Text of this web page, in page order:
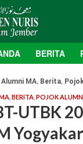
BERITA
Alumni MA, Berita,
BERITA POJOK
UTBK